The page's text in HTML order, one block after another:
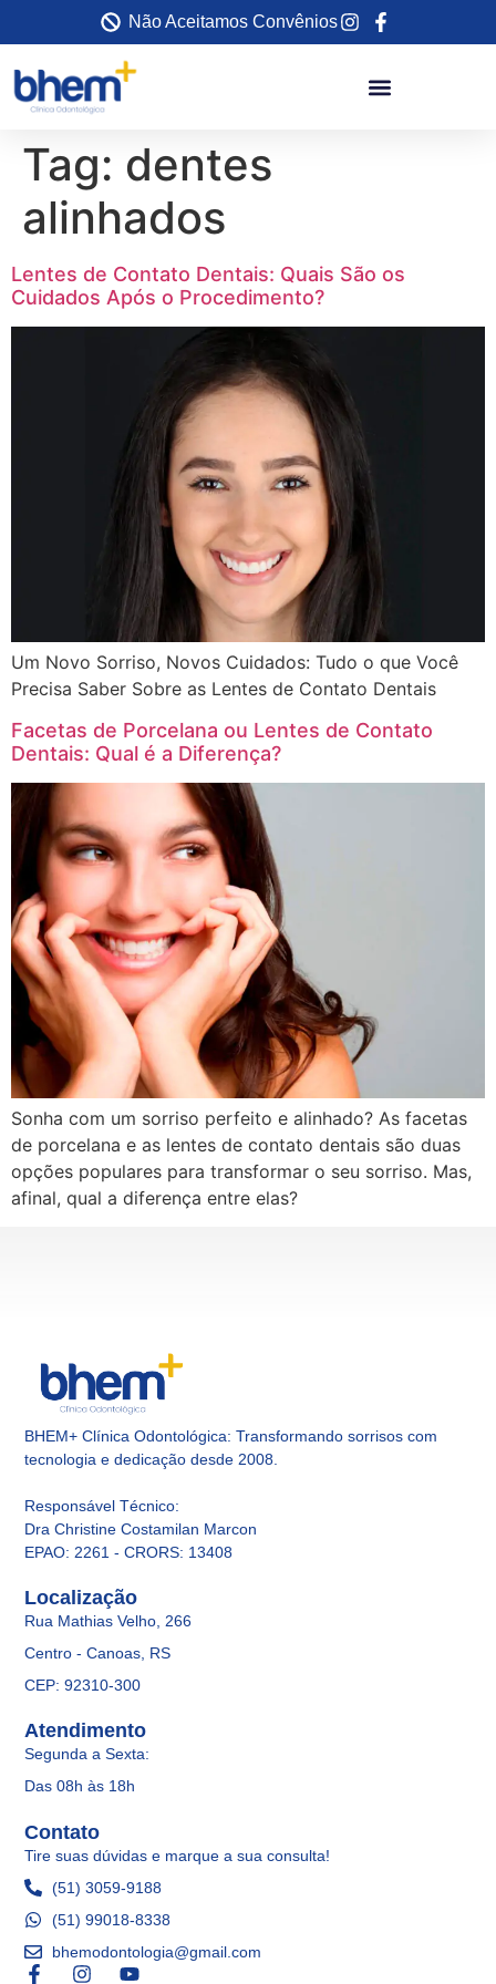
Não Aceitamos Convênios
Tag: dentes
alinhados
Lentes de Contato Dentais: Quais São os
Cuidados Após o Procedimento?
Um Novo Sorriso, Novos Cuidados: Tudo o que Você
Precisa Saber Sobre as Lentes de Contato Dentais
Facetas de Porcelana ou Lentes de Contato
Dentais: Qual é a Diferença?
Sonha com um sorriso perfeito e alinhado? As facetas
de porcelana e as lentes de contato dentais são duas
opções populares para transformar o seu sorriso. Mas,
afinal, qual a diferença entre elas?
BHEM+ Clínica Odontológica: Transformando sorrisos com
tecnologia e dedicação desde 2008.
Responsável Técnico:
Dra Christine Costamilan Marcon
EPAO: 2261 - CRORS: 13408
Atendimento
Segunda a Sexta:
Das 08h às 18h
Localização
Rua Mathias Velho, 266
Centro - Canoas, RS
CEP: 92310-300
Contato
Tire suas dúvidas e marque a sua consulta!
(51) 3059-9188
(51) 99018-8338
bhemodontologia@gmail.com